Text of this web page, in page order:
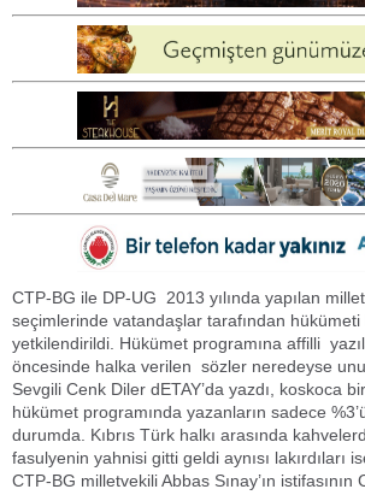
CTP-BG ile DP-UG 2013 yılında yapılan
seçimlerinde vatandaşlar tarafından hükümeti
yetkilendirildi. Hükümet programına affilli
öncesinde halka verilen sözler neredeyse
Sevgili Cenk Diler dETAY’da yazdı, koskoca
hükümet programında yazanların sadece
durumda. Kıbrıs Türk halkı arasında
fasulyenin yahnisi gitti geldi aynısı lakırdıları
CTP-BG milletvekili Abbas Sınay’ın istifasının